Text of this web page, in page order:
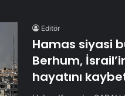
Editör
Hamas siyasi
Berhum,
hayatını